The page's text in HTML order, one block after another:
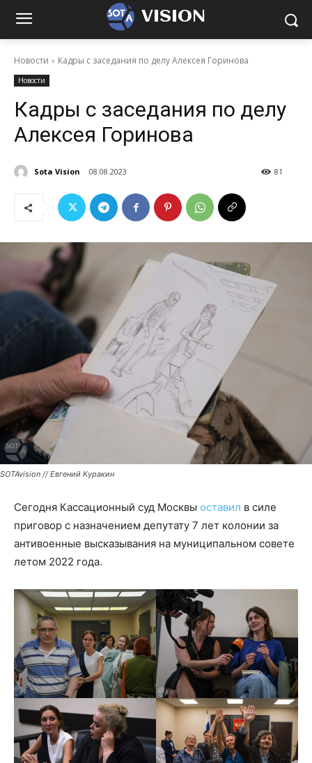
VISION
Новости Кадры с заседания по делу Алексея Горинова
Новости
Кадры с заседания по делу
Алексея Горинова
Sota Vision 08.08.2023 81
SOTAvision // Евгений Куракин
Сегодня Кассационный суд Москвы оставил в силе
приговор с назначением депутату 7 лет колонии за
антивоенные высказывания на муниципальном совете
летом 2022 года.